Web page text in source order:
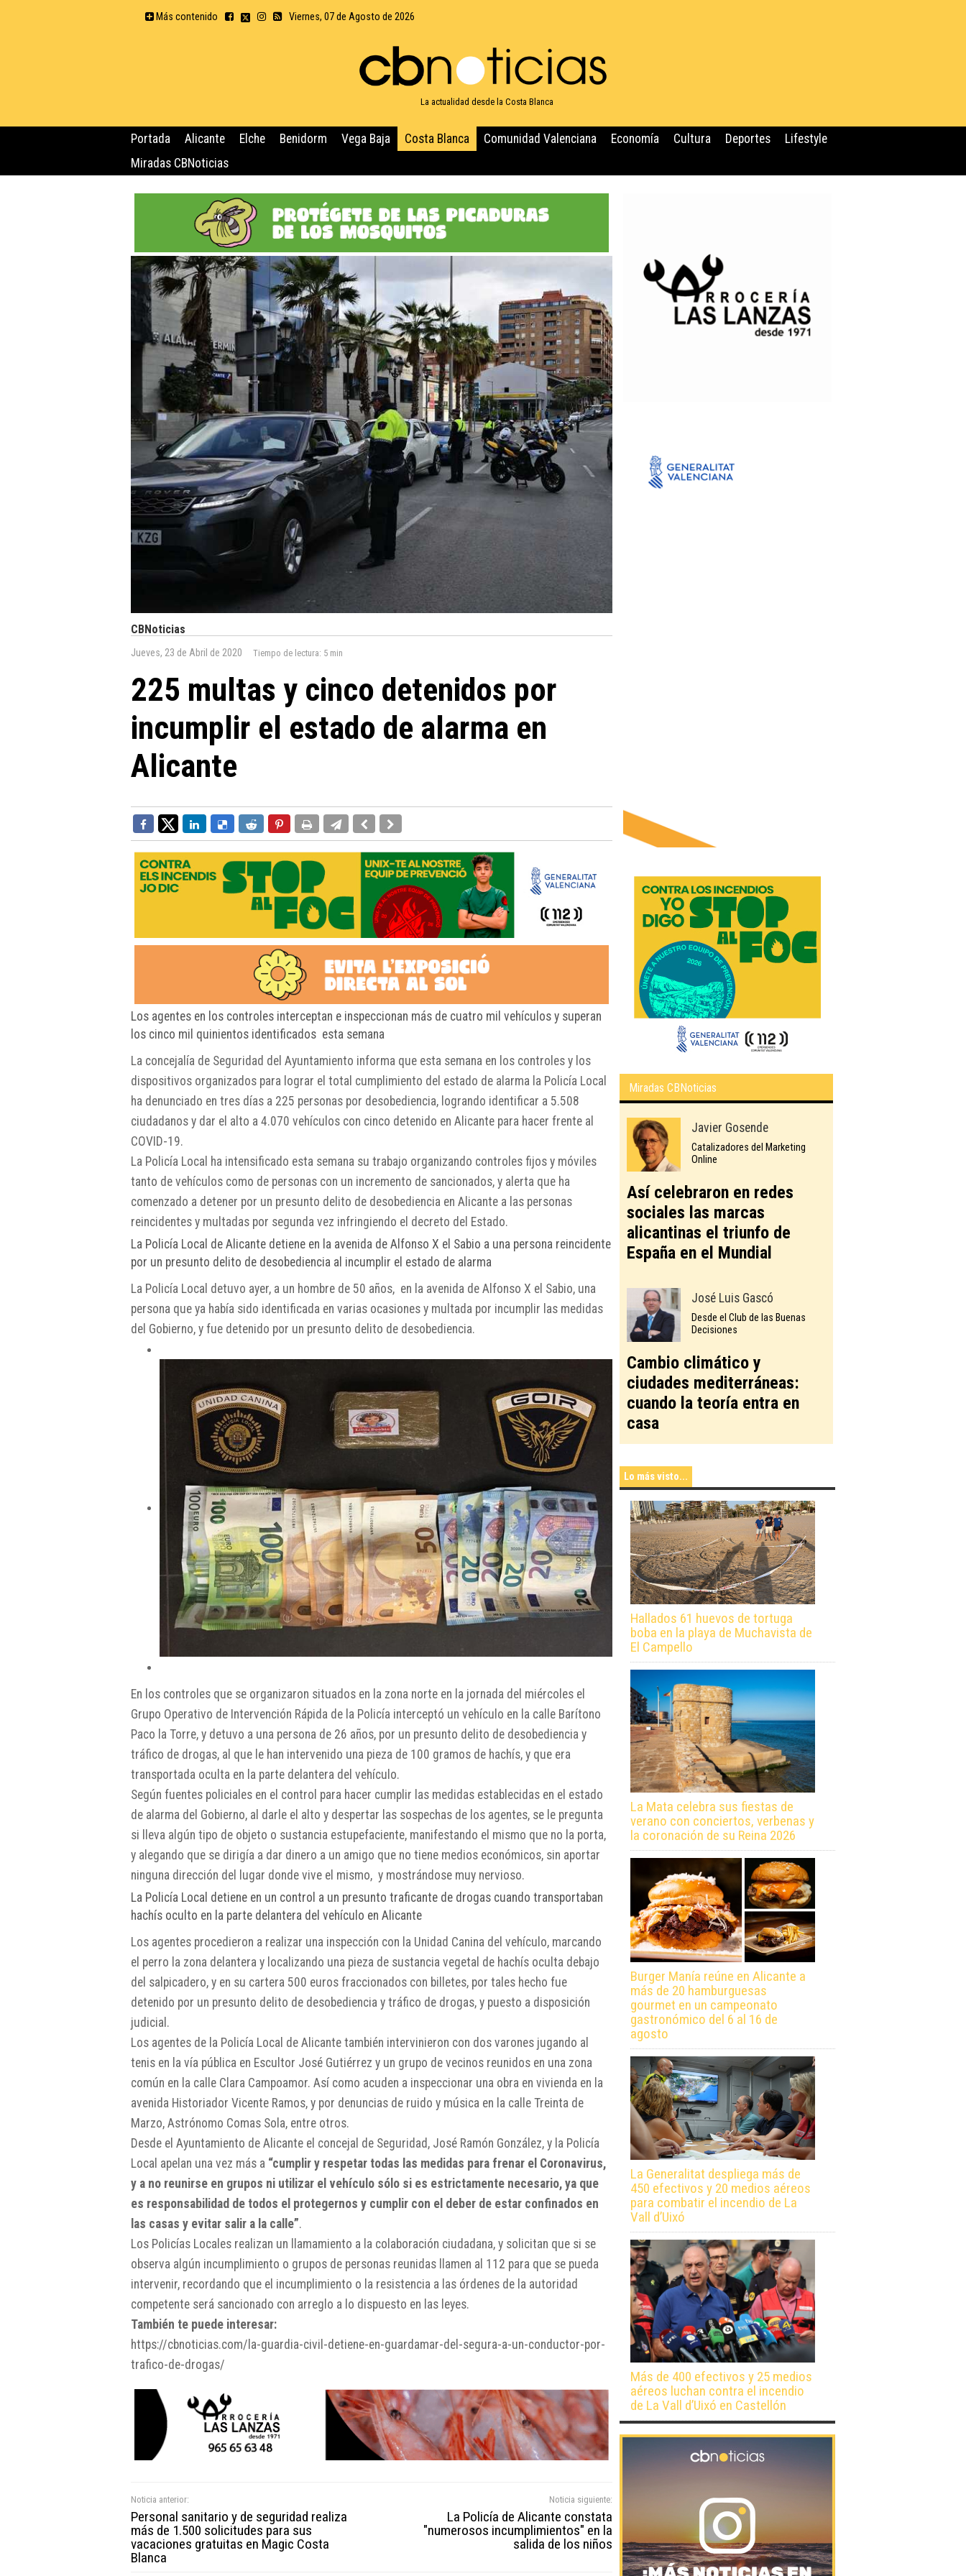
Más contenido Viernes, 07 de Agosto de 2026
La actualidad desde la Costa Blanca
Portada Alicante Elche Benidorm Vega Baja Costa Blanca Comunidad Valenciana Economía Cultura Deportes
Lifestyle
Miradas CBNoticias
CBNoticias
Jueves, 23 de Abril de 2020 Tiempo de lectura: 5 min
225 multas y cinco detenidos por
incumplir el estado de alarma en
Alicante
Los agentes en los controles interceptan e inspeccionan más de cuatro mil vehículos y superan
los cinco mil quinientos identificados esta semana
La concejalía de Seguridad del Ayuntamiento informa que esta semana en los controles y los
dispositivos organizados para lograr el total cumplimiento del estado de alarma la Policía Local
ha denunciado en tres días a 225 personas por desobediencia, logrando identificar a 5.508
ciudadanos y dar el alto a 4.070 vehículos con cinco detenido en Alicante para hacer frente al
COVID-19.
La Policía Local ha intensificado esta semana su trabajo organizando controles fijos y móviles
tanto de vehículos como de personas con un incremento de sancionados, y alerta que ha
comenzado a detener por un presunto delito de desobediencia en Alicante a las personas
reincidentes y multadas por segunda vez infringiendo el decreto del Estado.
La Policía Local de Alicante detiene en la avenida de Alfonso X el Sabio a una persona reincidente
por un presunto delito de desobediencia al incumplir el estado de alarma
La Policía Local detuvo ayer, a un hombre de 50 años, en la avenida de Alfonso X el Sabio, una
persona que ya había sido identificada en varias ocasiones y multada por incumplir las medidas
del Gobierno, y fue detenido por un presunto delito de desobediencia.
En los controles que se organizaron situados en la zona norte en la jornada del miércoles el
Grupo Operativo de Intervención Rápida de la Policía interceptó un vehículo en la calle Barítono
Paco la Torre, y detuvo a una persona de 26 años, por un presunto delito de desobediencia y
tráfico de drogas, al que le han intervenido una pieza de 100 gramos de hachís, y que era
transportada oculta en la parte delantera del vehículo.
Según fuentes policiales en el control para hacer cumplir las medidas establecidas en el estado
de alarma del Gobierno, al darle el alto y despertar las sospechas de los agentes, se le pregunta
si lleva algún tipo de objeto o sustancia estupefaciente, manifestando el mismo que no la porta,
y alegando que se dirigía a dar dinero a un amigo que no tiene medios económicos, sin aportar
ninguna dirección del lugar donde vive el mismo, y mostrándose muy nervioso.
La Policía Local detiene en un control a un presunto traficante de drogas cuando transportaban
hachís oculto en la parte delantera del vehículo en Alicante
Los agentes procedieron a realizar una inspección con la Unidad Canina del vehículo, marcando
el perro la zona delantera y localizando una pieza de sustancia vegetal de hachís oculta debajo
del salpicadero, y en su cartera 500 euros fraccionados con billetes, por tales hecho fue
detenido por un presunto delito de desobediencia y tráfico de drogas, y puesto a disposición
judicial.
Los agentes de la Policía Local de Alicante también intervinieron con dos varones jugando al
tenis en la vía pública en Escultor José Gutiérrez y un grupo de vecinos reunidos en una zona
común en la calle Clara Campoamor. Así como acuden a inspeccionar una obra en vivienda en la
avenida Historiador Vicente Ramos, y por denuncias de ruido y música en la calle Treinta de
Marzo, Astrónomo Comas Sola, entre otros.
Desde el Ayuntamiento de Alicante el concejal de Seguridad, José Ramón González, y la Policía
Local apelan una vez más a “cumplir y respetar todas las medidas para frenar el Coronavirus,
y a no reunirse en grupos ni utilizar el vehículo sólo si es estrictamente necesario, ya que
es responsabilidad de todos el protegernos y cumplir con el deber de estar confinados en
las casas y evitar salir a la calle”.
Los Policías Locales realizan un llamamiento a la colaboración ciudadana, y solicitan que si se
observa algún incumplimiento o grupos de personas reunidas llamen al 112 para que se pueda
intervenir, recordando que el incumplimiento o la resistencia a las órdenes de la autoridad
competente será sancionado con arreglo a lo dispuesto en las leyes.
También te puede interesar:
https://cbnoticias.com/la-guardia-civil-detiene-en-guardamar-del-segura-a-un-conductor-por-
trafico-de-drogas/
Noticia anterior:
Personal sanitario y de seguridad realiza
más de 1.500 solicitudes para sus
vacaciones gratuitas en Magic Costa
Blanca
Noticia siguiente:
La Policía de Alicante constata
"numerosos incumplimientos" en la
salida de los niños
Miradas CBNoticias
Javier Gosende
Catalizadores del Marketing
Online
Así celebraron en redes
sociales las marcas
alicantinas el triunfo de
España en el Mundial
José Luis Gascó
Desde el Club de las Buenas
Decisiones
Cambio climático y
ciudades mediterráneas:
cuando la teoría entra en
casa
Lo más visto...
Hallados 61 huevos de tortuga
boba en la playa de Muchavista de
El Campello
La Mata celebra sus fiestas de
verano con conciertos, verbenas y
la coronación de su Reina 2026
Burger Manía reúne en Alicante a
más de 20 hamburguesas
gourmet en un campeonato
gastronómico del 6 al 16 de
agosto
La Generalitat despliega más de
450 efectivos y 20 medios aéreos
para combatir el incendio de La
Vall d’Uixó
Más de 400 efectivos y 25 medios
aéreos luchan contra el incendio
de La Vall d’Uixó en Castellón